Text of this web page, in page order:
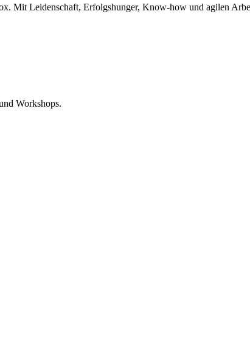
Mit Leidenschaft, Erfolgshunger, Know-how und agilen
Workshops.